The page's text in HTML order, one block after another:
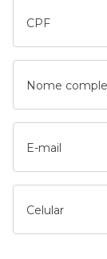
CPF
Nome
E-mail
Celular